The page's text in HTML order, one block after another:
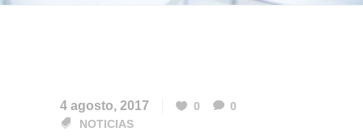
4 agosto, 2017 0
0
NOTICIAS